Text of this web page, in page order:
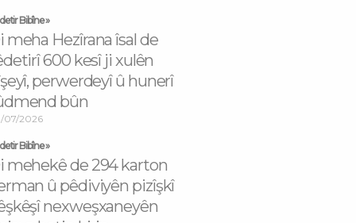
Bibîne »
meha Hezîrana îsal de
600 kesî ji xulên
perwerdeyî û hunerî
bûn
07/2026
Bibîne »
mehekê de 294 karton
û pêdiviyên pizîşkî
nexweşxaneyên